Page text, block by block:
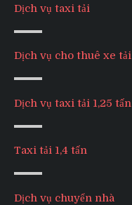
Dịch vụ taxi tải
Dịch vụ cho thuê xe tải
Dịch vụ taxi tải 1,25 tấn
Taxi tải 1,4 tấn
Dịch vụ chuyển nhà